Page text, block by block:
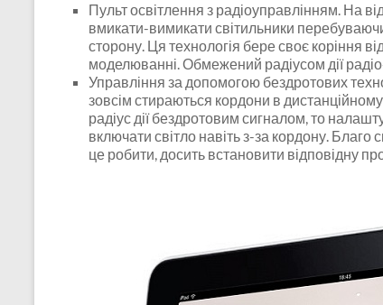
Пульт освітлення з радіоуправлінням. На
вмикати-вимикати світильники
сторону. Ця технологія бере своє коріння
моделюванні. Обмежений радіусом дії
Управління за допомогою бездротових
зовсім стираються кордони в
радіус дії бездротовим сигналом, то
включати світло навіть з-за кордону.
це робити, досить встановити відповідну